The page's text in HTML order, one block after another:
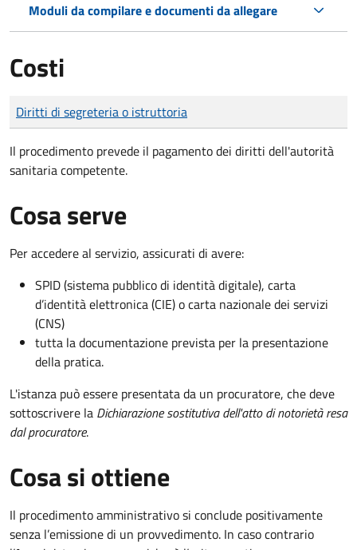
Moduli da compilare e documenti da allegare
Costi
Tipo di pagamento
Importo
Diritti di segreteria o istruttoria
Il procedimento prevede il pagamento dei diritti dell'autorità
sanitaria competente.
Cosa serve
Per accedere al servizio, assicurati di avere:
SPID (sistema pubblico di identità digitale), carta
d’identità elettronica (CIE) o carta nazionale dei servizi
(CNS)
tutta la documentazione prevista per la presentazione
della pratica.
L'istanza può essere presentata da un procuratore, che deve
sottoscrivere la Dichiarazione sostitutiva dell'atto di notorietà resa
dal procuratore.
Cosa si ottiene
Il procedimento amministrativo si conclude positivamente
senza l’emissione di un provvedimento. In caso contrario